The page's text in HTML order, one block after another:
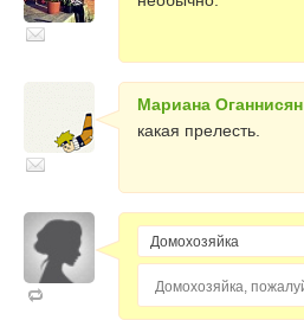
Мариана Оганнисян
какая прелесть.